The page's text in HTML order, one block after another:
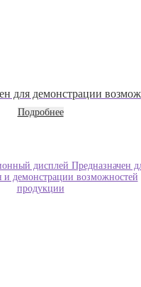
для демонстрации
Подробнее